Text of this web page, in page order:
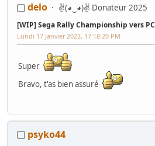
delo ✌(◕‿◕)✌ Donateur 2025
[WIP] Sega Rally Championship vers PC
Lundi 17 Janvier 2022, 17:18:20 PM
Super
Bravo, t'as bien assuré
psyko44